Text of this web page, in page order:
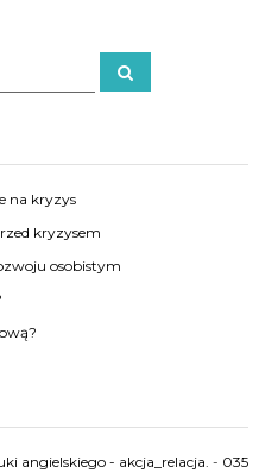
S
e
na kryzys
kryzysem
osobistym
angielskiego - akcja_relacja. - 035